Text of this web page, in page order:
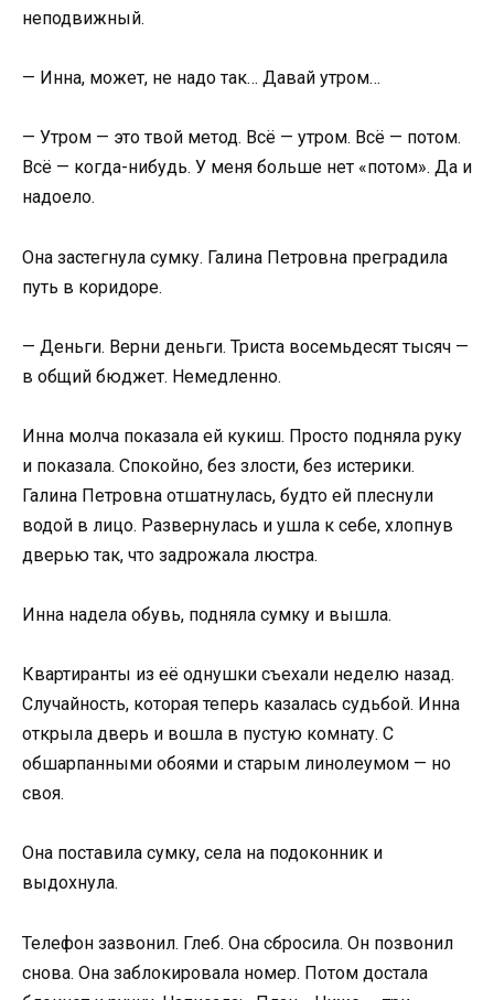
неподвижный.
— Инна, может, не надо так… Давай утром…
— Утром — это твой метод. Всё — утром. Всё — потом.
Всё — когда-нибудь. У меня больше нет «потом». Да и
надоело.
Она застегнула сумку. Галина Петровна преградила
путь в коридоре.
— Деньги. Верни деньги. Триста восемьдесят тысяч —
в общий бюджет. Немедленно.
Инна молча показала ей кукиш. Просто подняла руку
и показала. Спокойно, без злости, без истерики.
Галина Петровна отшатнулась, будто ей плеснули
водой в лицо. Развернулась и ушла к себе, хлопнув
дверью так, что задрожала люстра.
Инна надела обувь, подняла сумку и вышла.
Квартиранты из её однушки съехали неделю назад.
Случайность, которая теперь казалась судьбой. Инна
открыла дверь и вошла в пустую комнату. С
обшарпанными обоями и старым линолеумом — но
своя.
Она поставила сумку, села на подоконник и
выдохнула.
Телефон зазвонил. Глеб. Она сбросила. Он позвонил
снова. Она заблокировала номер. Потом достала